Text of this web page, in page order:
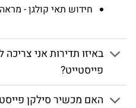
חידוש תאי קולגן -
באיזו תדירות אני
פייסטייט?
האם מכשיר סילקן